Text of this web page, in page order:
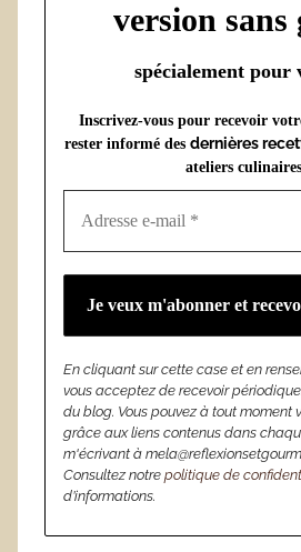
version sans
spécialement pour
Inscrivez-vous pour recevoir
rester informé des dernières
ateliers
En cliquant sur cette case et en
vous acceptez de recevoir
du blog. Vous pouvez à tout moment
grâce aux liens contenus dans
m'écrivant à
Consultez notre politique de
d’informations.